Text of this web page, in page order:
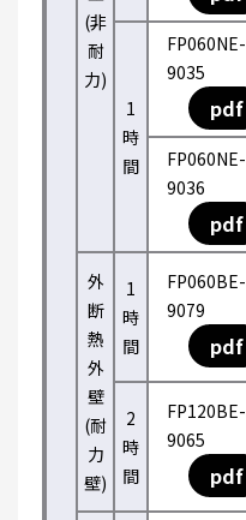
(非
耐
力)
1
時
間
FP060NE-
9035
pdf
FP060NE-
9036
pdf
外
断
熱
外
壁
(耐
力
壁)
1
時
間
FP060BE-
9079
pdf
2
時
間
FP120BE-
9065
pdf